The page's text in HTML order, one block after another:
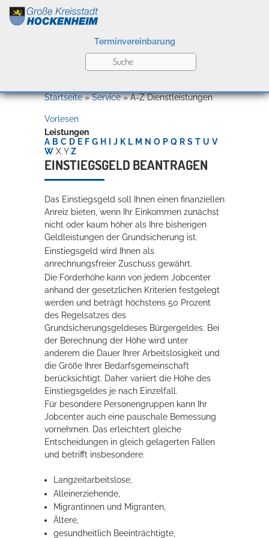
Kultur
Bildung
Wirtschaft
Rathaus
Service
Terminvereinbarung
Konzerte, Tagungen und vieles mehr
Die Stadthalle Hockenheim bietet den perfekten Standort für Events
mehr dazu...
Startseite»Service»A-Z Dienstleistungen
Vorlesen
Leistungen
A B C D E F G H J K L M N O P Q R S T U V
W X Y Z
EINSTIEGSGELD BEANTRAGEN
Das Einstiegsgeld soll Ihnen einen finanziellen
Anreiz bieten, wenn Ihr Einkommen zunächst
nicht oder kaum höher als Ihre bisherigen
Geldleistungen der Grundsicherung ist.
Einstiegsgeld wird Ihnen als
anrechnungsfreier Zuschuss gewährt.
Die Förderhöhe kann von jedem Jobcenter
anhand der gesetzlichen Kriterien festgelegt
werden und beträgt höchstens 50 Prozent
des Regelsatzes des
Grundsicherungsgeldeses Bürgergeldes. Bei
der Berechnung der Höhe wird unter
anderem die Dauer Ihrer Arbeitslosigkeit und
die Größe Ihrer Bedarfsgemeinschaft
berücksichtigt. Daher variiert die Höhe des
Einstiegsgeldes je nach Einzelfall.
Für besondere Personengruppen kann Ihr
Jobcenter auch eine pauschale Bemessung
vornehmen. Das erleichtert gleiche
Entscheidungen in gleich gelagerten Fällen
und betrifft insbesondere:
Langzeitarbeitslose,
Alleinerziehende,
Migrantinnen und Migranten,
Ältere,
gesundheitlich Beeinträchtigte,